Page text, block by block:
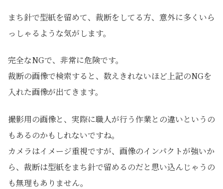
まち針で型紙を留めて、裁断をしてる方、意外に多くいら
っしゃるような気がします。
完全なNGで、非常に危険です。
裁断の画像で検索すると、数えきれないほど上記のNGを
入れた画像が出てきます。
撮影用の画像と、実際に職人が行う作業との違いというの
もあるのかもしれないですね。
カメラはイメージ重視ですが、画像のインパクトが強いか
ら、裁断は型紙をまち針で留めるのだと思い込んじゃうの
も無理もありません。